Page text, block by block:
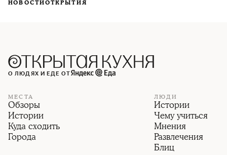
НОВОСТИОТКРЫТИЯ
О ЛЮДЯХ И ЕДЕ ОТ
МЕСТА
Обзоры
Истории
Куда сходить
Города
ЛЮДИ
Истории
Чему учиться
Мнения
Развлечения
Блиц